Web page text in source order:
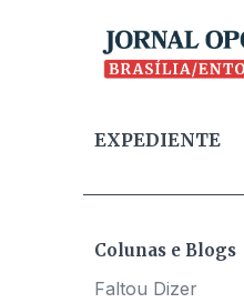
EXPEDIENTE
Colunas e Blogs
Faltou Dizer